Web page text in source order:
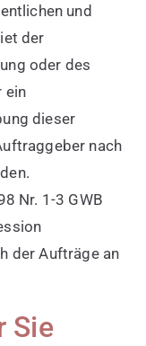
und
der
oder des
ein
dieser
nach
Nr. 1-3 GWB
der Aufträge an
Sie